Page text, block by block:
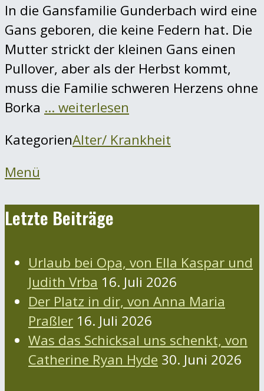
In die Gansfamilie Gunderbach wird eine
Gans geboren, die keine Federn hat. Die
Mutter strickt der kleinen Gans einen
Pullover, aber als der Herbst kommt,
muss die Familie schweren Herzens ohne
Borka … weiterlesen
KategorienAlter/ Krankheit
Menü
Letzte Beiträge
Urlaub bei Opa, von Ella Kaspar und
Judith Vrba 16. Juli 2026
Der Platz in dir, von Anna Maria
Praßler 16. Juli 2026
Was das Schicksal uns schenkt, von
Catherine Ryan Hyde 30. Juni 2026